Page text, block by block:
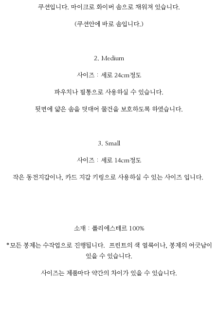
쿠션입니다. 마이크로 화이버 솜으로 채워져 있습니다.
(쿠션안에 바로 솜입니다.)
2. Medium
사이즈 : 세로 24cm정도
파우치나 필통으로 사용하실 수 있습니다.
뒷면에 얇은 솜을 덧대어 물건을 보호하도록 하였습니다.
3. Small
사이즈 : 세로 14cm정도
작은 동전지갑이나, 카드 지갑 키링으로 사용하실 수 있는 사이즈 입니다.
소재 : 폴리에스테르 100%
*모든 봉제는 수작업으로 진행됩니다. 프린트의 색 얼룩이나, 봉제의 어긋남이
있을 수 있습니다.
사이즈는 제품마다 약간의 차이가 있을 수 있습니다.